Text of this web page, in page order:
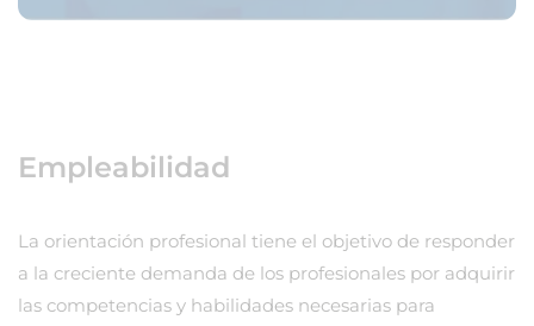
Empleabilidad
La orientación profesional tiene el objetivo de responder
a la creciente demanda de los profesionales por adquirir
las competencias y habilidades necesarias para